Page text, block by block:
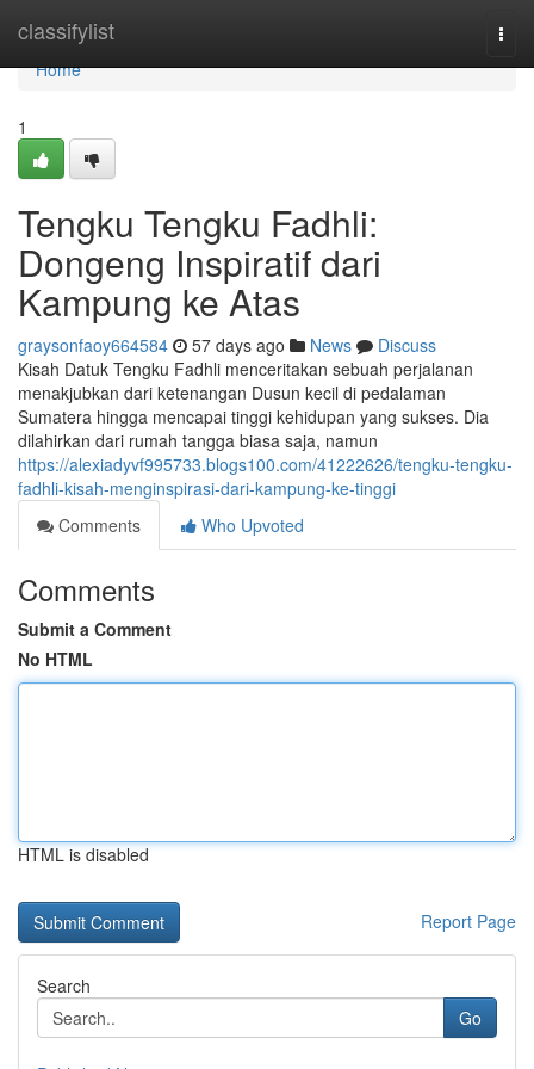
classifylist
Home
Home
1
Tengku Tengku Fadhli:
Dongeng Inspiratif dari
Kampung ke Atas
graysonfaoy664584 57 days ago News
Discuss
Kisah Datuk Tengku Fadhli menceritakan sebuah perjalanan
menakjubkan dari ketenangan Dusun kecil di pedalaman
Sumatera hingga mencapai tinggi kehidupan yang sukses. Dia
dilahirkan dari rumah tangga biasa saja, namun
https://alexiadyvf995733.blogs100.com/41222626/tengku-tengku-
fadhli-kisah-menginspirasi-dari-kampung-ke-tinggi
Comments
Who Upvoted
Comments
Submit a Comment
No HTML
HTML is disabled
Report Page
Search
Go